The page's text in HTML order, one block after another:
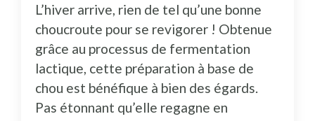
L’hiver arrive, rien de tel qu’une bonne
choucroute pour se revigorer ! Obtenue
grâce au processus de fermentation
lactique, cette préparation à base de
chou est bénéfique à bien des égards.
Pas étonnant qu’elle regagne en